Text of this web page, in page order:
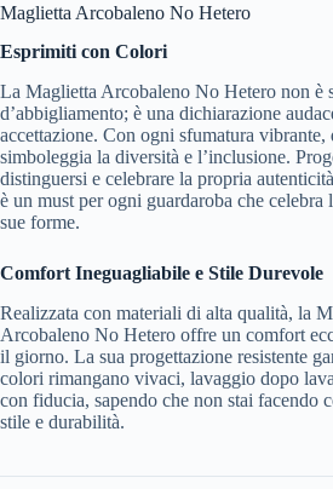
Maglietta Arcobaleno No Hetero
Esprimiti con Colori
La Maglietta Arcobaleno No Hetero non è
d’abbigliamento; è una dichiarazione
accettazione. Con ogni sfumatura vibrante,
simboleggia la diversità e l’inclusione.
distinguersi e celebrare la propria
è un must per ogni guardaroba che celebra
sue forme.
Comfort Ineguagliabile e Stile Durevole
Realizzata con materiali di alta qualità, la
Arcobaleno No Hetero offre un comfort
il giorno. La sua progettazione resistente
colori rimangano vivaci, lavaggio dopo
con fiducia, sapendo che non stai facendo
stile e durabilità.